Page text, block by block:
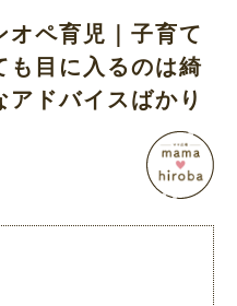
オペ育児｜子育て
も目に入るのは綺
ドバイスばかり